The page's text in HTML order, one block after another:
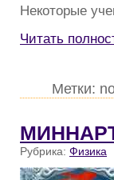
Некоторые
Читать
Метки:
Рубрика: Физика